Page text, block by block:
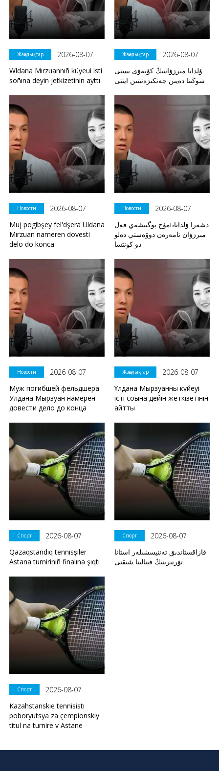
Жаңалықтар
2026-08-07
Wldana Mırzuannıñ küyeui isti
soñına deyin jetkizetinin ayttı
Жаңалықтар
2026-08-07
ۇلدانا مىرزۋاننىڭ كۇيەۋى ىستى
سوڭىنا دەيىن جەتكىزەتىنىن ايتتى
Новости
2026-08-07
Muj pogibşey fel'dşera Uldana
Mırzuan nameren dovesti
delo do konca
Новости
2026-08-07
مۋج پوگيبشەي فەلьدشەرا ۋلدانا
مىرزۋان نامەرەن دوۆەستي دەلو
دو كونتسا
Новости
2026-08-07
Муж погибшей фельдшера
Улдана Мырзуан намерен
довести дело до конца
Жаңалықтар
2026-08-07
Ұлдана Мырзуанның күйеуі
істі соңына дейін жеткізетінін
айтты
Спорт
2026-08-07
Qazaqstandıq tennisşiler
Astana turniriniñ finalına şıqtı
Спорт
2026-08-07
قازاقستاندىق تەننيسشىلەر استانا
تۋرنيرىنىڭ فينالىنا شىقتى
Спорт
2026-08-07
Kazahstanskie tennisistı
poboryutsya za çempionskiy
titul na turnire v Astane